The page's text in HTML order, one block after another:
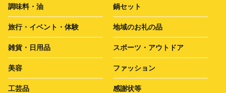
調味料・油 鍋セット
旅行・イベント・体験 地域のお礼の品
雑貨・日用品 スポーツ・アウトドア
美容 ファッション
工芸品 感謝状等